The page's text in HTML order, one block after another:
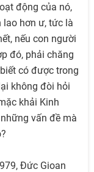
động của nó,
hơn ư, tức là
nếu con người
đó, phải chăng
có được trong
không đòi hỏi
khải Kinh
vấn đề mà
Đức Gioan